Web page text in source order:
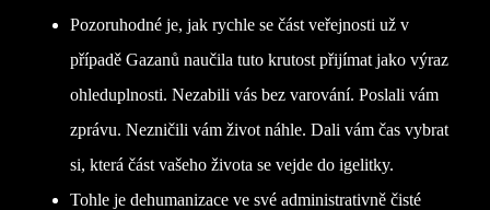
Pozoruhodné je, jak rychle se část veřejnosti už v
případě Gazanů naučila tuto krutost přijímat jako výraz
ohleduplnosti. Nezabili vás bez varování. Poslali vám
zprávu. Nezničili vám život náhle. Dali vám čas vybrat
si, která část vašeho života se vejde do igelitky.
Tohle je dehumanizace ve své administrativně čisté